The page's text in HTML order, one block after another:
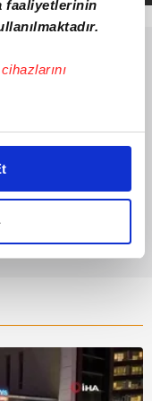
faaliyetlerinin
özel
Bunu yaparken
sunmak
adına
ve bu noktada,
noktasında tek gelir
izin vermedikleri